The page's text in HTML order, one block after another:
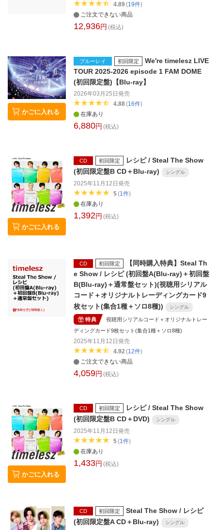
4.89(19件)
ご注文できない商品
12,936円 (税込)
かごに入れる
ブルーレイ 初回限定
We're timelesz LIVE
TOUR 2025-2026 episode 1 FAM DOME
(初回限定盤)【Blu-ray】
2026年03月25日 発売
4.88(16件)
在庫あり
6,880円 (税込)
かごに入れる
CD 初回限定
レシピ / Steal The Show
(初回限定盤B CD＋Blu-ray)
シングル
2025年11月12日 発売
5(1件)
在庫あり
1,392円 (税込)
CD 初回限定
【同時購入特典】Steal Th
e Show / レシピ (初回盤A(Blu-ray)＋初回盤
B(Blu-ray)＋通常盤セット)(視聴用シリアル
コード＋オリジナルトレーディングカード9
枚セット(集合1種＋ソロ8種))
シングル
特典
視聴用シリアルコード＋オリジナルトレー
ディングカード9枚セット(集合1種＋ソロ8種)
2025年11月12日 発売
4.92(12件)
ご注文できない商品
4,059円 (税込)
かごに入れる
CD 初回限定
レシピ / Steal The Show
(初回限定盤B CD＋DVD)
シングル
2025年11月12日 発売
5(1件)
在庫あり
1,433円 (税込)
CD 初回限定
Steal The Show / レシピ
(初回限定盤A CD＋Blu-ray)
シングル